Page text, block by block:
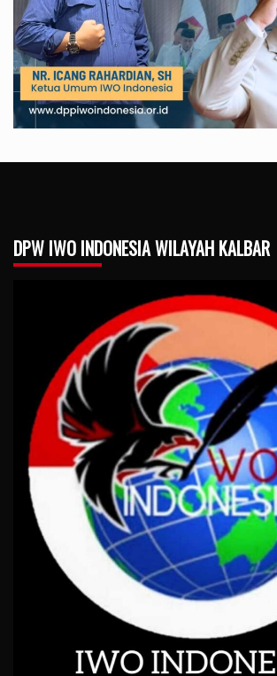
DPW IWO INDONESIA WILAYAH KALBAR